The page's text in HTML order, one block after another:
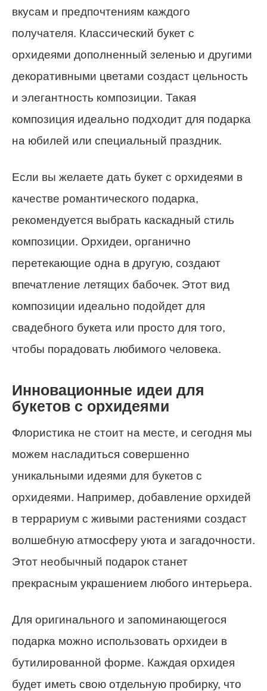
вкусам и предпочтениям каждого
получателя. Классический букет с
орхидеями дополненный зеленью и другими
декоративными цветами создаст цельность
и элегантность композиции. Такая
композиция идеально подходит для подарка
на юбилей или специальный праздник.
Если вы желаете дать букет с орхидеями в
качестве романтического подарка,
рекомендуется выбрать каскадный стиль
композиции. Орхидеи, органично
перетекающие одна в другую, создают
впечатление летящих бабочек. Этот вид
композиции идеально подойдет для
свадебного букета или просто для того,
чтобы порадовать любимого человека.
Инновационные идеи для
букетов с орхидеями
Флористика не стоит на месте, и сегодня мы
можем насладиться совершенно
уникальными идеями для букетов с
орхидеями. Например, добавление орхидей
в террариум с живыми растениями создаст
волшебную атмосферу уюта и загадочности.
Этот необычный подарок станет
прекрасным украшением любого интерьера.
Для оригинального и запоминающегося
подарка можно использовать орхидеи в
бутилированной форме. Каждая орхидея
будет иметь свою отдельную пробирку, что